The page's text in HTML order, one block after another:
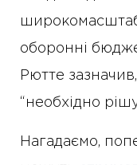
оборонні
Рютте
“необхідно
Нагадаємо,